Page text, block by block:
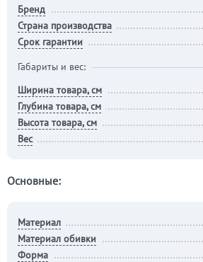
Бренд
Страна производства
Срок гарантии
Габариты и вес:
Ширина товара, см
Глубина товара, см
Высота товара, см
Вес
Основные:
Материал
Материал обивки
Форма